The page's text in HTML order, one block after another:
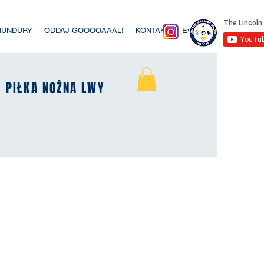
ODDAJ GOOOOAAAL! KONTAKT Event List
PIŁKA NOŻNA LWY
PIŁKA NOŻNA LWY